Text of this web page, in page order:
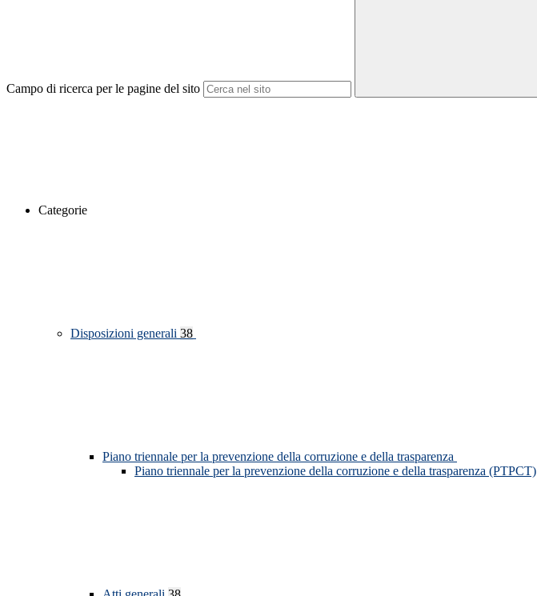
Campo di ricerca per le pagine del sito
Categorie
Disposizioni generali 38
Piano triennale per la prevenzione della corruzione e della trasparenza
Piano triennale per la prevenzione della corruzione e della trasparenza (PTPCT)